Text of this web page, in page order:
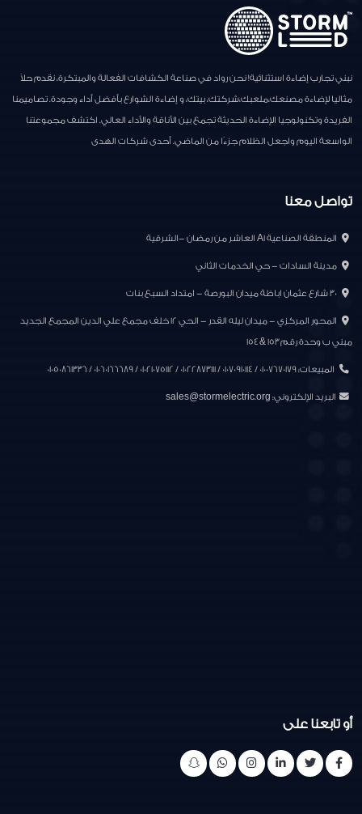
نبني تجارب إضاءة استثنائية! نحن رواد في صناعة الكشافات الفعالة والمبتكرة، نقدم حلاً
مثاليا لإضاءة مصنعك،ملعبك،شركتك، بيتك، و إضاءة الشوارع بأفضل أداء وجودة. تصاميمنا
الفريدة وتكنولوجيا الإضاءة الحديثة تجمع بين الأناقة والأداء العالي. اكتشف مجموعتنا
الواسعة اليوم واجعل الظلام جزءًا من الماضي. أحدى شركات الهدى
تواصل معنا
المنطقة الصناعية A1 العاشر من رمضان -الشرقية
مدينة السادات - حي الخدمات الثاني
المحور المركزي - ميدان ليله القدر - الحي ١٢ خلف مجمع علي الدين المجمع الجديد
مبني ب وحدة رقم ١٥٣ & ١٥٤
المبيعات: 01007670179 / 01070910114 / 01022873111 / 01021075112 / 01060166689 / 01050861336
البريد الإلكتروني: sales@stormelectric.org
أو تابعنا على